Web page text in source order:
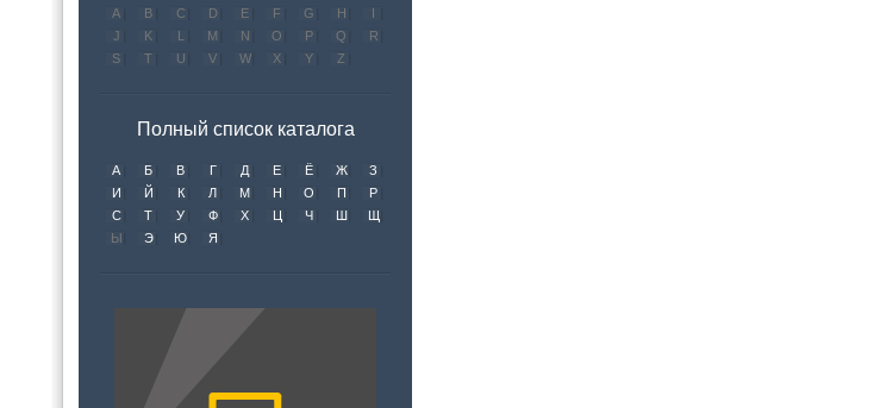
A B C D E F G H
I
J
K L M N O P Q
R
S
T U V W X Y Z
Полный список каталога
А Б В Г Д Е Ё Ж
З
И
Й К Л М Н О П
Р
С
Т У Ф Х Ц Ч Ш
Щ
Ы
Э Ю Я